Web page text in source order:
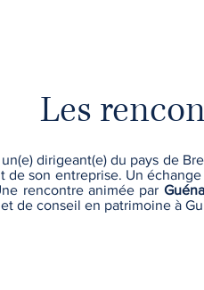
Les
dirigeant(e) du pays de
de son entreprise. Un
rencontre animée par
de conseil en patrimoine à